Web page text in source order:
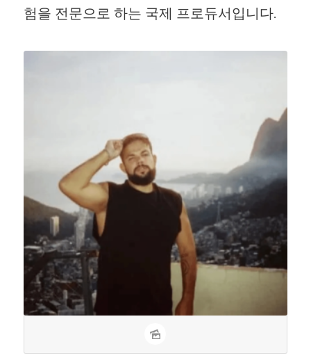
험을 전문으로 하는 국제 프로듀서입니다.